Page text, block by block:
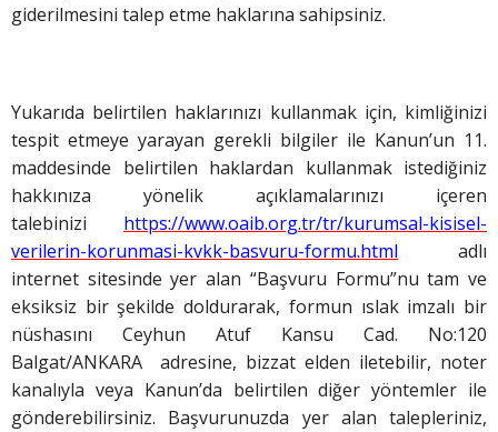
giderilmesini talep etme haklarına sahipsiniz.
Yukarıda belirtilen haklarınızı kullanmak için, kimliğinizi
tespit etmeye yarayan gerekli bilgiler ile Kanun’un 11.
maddesinde belirtilen haklardan kullanmak istediğiniz
hakkınıza yönelik açıklamalarınızı içeren
talebinizi https://www.oaib.org.tr/tr/kurumsal-kisisel-
verilerin-korunmasi-kvkk-basvuru-formu.html adlı
internet sitesinde yer alan “Başvuru Formu”nu tam ve
eksiksiz bir şekilde doldurarak, formun ıslak imzalı bir
nüshasını Ceyhun Atuf Kansu Cad. No:120
Balgat/ANKARA adresine, bizzat elden iletebilir, noter
kanalıyla veya Kanun’da belirtilen diğer yöntemler ile
gönderebilirsiniz. Başvurunuzda yer alan talepleriniz,